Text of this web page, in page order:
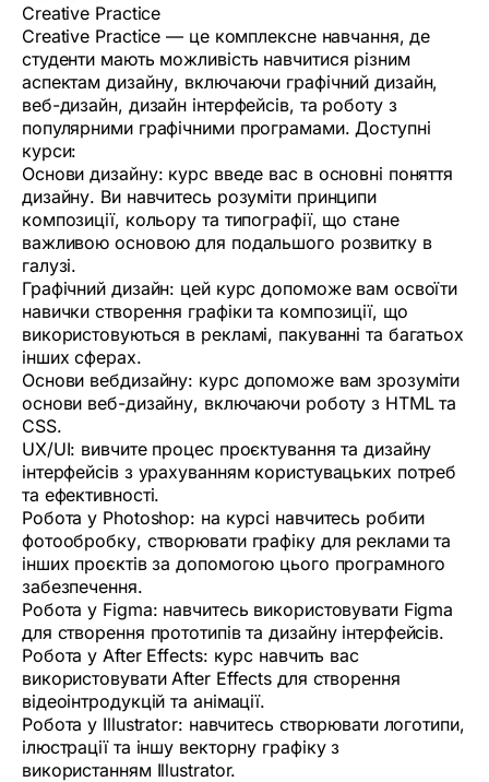
Creative Practice
Creative Practice — це комплексне навчання, де
студенти мають можливість навчитися різним
аспектам дизайну, включаючи графічний дизайн,
веб-дизайн, дизайн інтерфейсів, та роботу з
популярними графічними програмами. Доступні
курси:
Основи дизайну: курс введе вас в основні поняття
дизайну. Ви навчитесь розуміти принципи
композиції, кольору та типографії, що стане
важливою основою для подальшого розвитку в
галузі.
Графічний дизайн: цей курс допоможе вам освоїти
навички створення графіки та композиції, що
використовуються в рекламі, пакуванні та багатьох
інших сферах.
Основи вебдизайну: курс допоможе вам зрозуміти
основи веб-дизайну, включаючи роботу з HTML та
CSS.
UX/UI: вивчите процес проєктування та дизайну
інтерфейсів з урахуванням користувацьких потреб
та ефективності.
Робота у Photoshop: на курсі навчитесь робити
фотообробку, створювати графіку для реклами та
інших проєктів за допомогою цього програмного
забезпечення.
Робота у Figma: навчитесь використовувати Figma
для створення прототипів та дизайну інтерфейсів.
Робота у After Effects: курс навчить вас
використовувати After Effects для створення
відеоінтродукцій та анімації.
Робота у Illustrator: навчитесь створювати логотипи,
ілюстрації та іншу векторну графіку з
використанням Illustrator.